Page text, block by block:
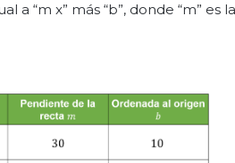
“m x” más “b”, donde “m” es